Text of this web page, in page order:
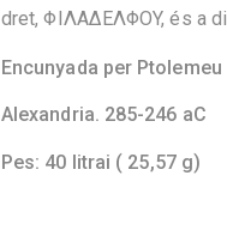
dret, ΦIΛAΔEΛΦOY, és a
Encunyada per
Alexandria. 285-246 aC
Pes: 40 litrai ( 25,57 g)